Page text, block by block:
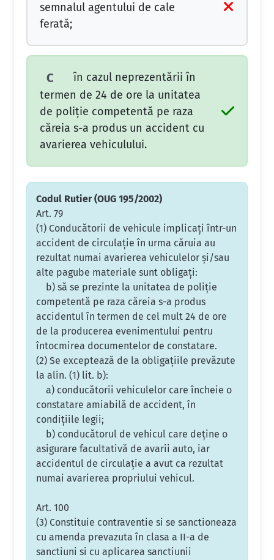
semnalul agentului de cale
ferată;
C
în cazul neprezentării în
termen de 24 de ore la unitatea
de poliţie competentă pe raza
căreia s-a produs un accident cu
avarierea vehiculului.
Codul Rutier (OUG 195/2002)
Art. 79
(1) Conducătorii de vehicule implicaţi într-un
accident de circulaţie în urma căruia au
rezultat numai avarierea vehiculelor şi/sau
alte pagube materiale sunt obligaţi:
b) să se prezinte la unitatea de poliţie
competentă pe raza căreia s-a produs
accidentul în termen de cel mult 24 de ore
de la producerea evenimentului pentru
întocmirea documentelor de constatare.
(2) Se exceptează de la obligaţiile prevăzute
la alin. (1) lit. b):
a) conducătorii vehiculelor care încheie o
constatare amiabilă de accident, în
condiţiile legii;
b) conducătorul de vehicul care deţine o
asigurare facultativă de avarii auto, iar
accidentul de circulaţie a avut ca rezultat
numai avarierea propriului vehicul.
Art. 100
(3) Constituie contraventie si se sanctioneaza
cu amenda prevazuta în clasa a II-a de
sanctiuni si cu aplicarea sanctiunii